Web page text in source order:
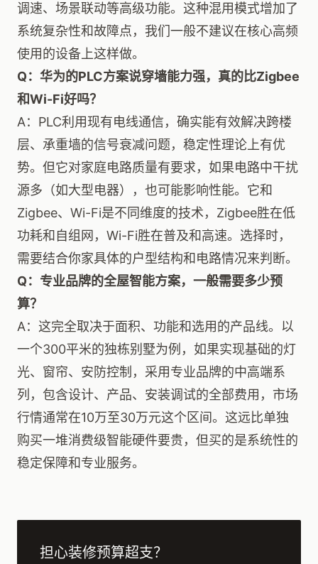
调速、场景联动等高级功能。这种混用模式增加了
系统复杂性和故障点，我们一般不建议在核心高频
使用的设备上这样做。
Q：华为的PLC方案说穿墙能力强，真的比Zigbee
和Wi-Fi好吗？
A：PLC利用现有电线通信，确实能有效解决跨楼
层、承重墙的信号衰减问题，稳定性理论上有优
势。但它对家庭电路质量有要求，如果电路中干扰
源多（如大型电器），也可能影响性能。它和
Zigbee、Wi-Fi是不同维度的技术，Zigbee胜在低
功耗和自组网，Wi-Fi胜在普及和高速。选择时，
需要结合你家具体的户型结构和电路情况来判断。
Q：专业品牌的全屋智能方案，一般需要多少预
算？
A：这完全取决于面积、功能和选用的产品线。以
一个300平米的独栋别墅为例，如果实现基础的灯
光、窗帘、安防控制，采用专业品牌的中高端系
列，包含设计、产品、安装调试的全部费用，市场
行情通常在10万至30万元这个区间。这远比单独
购买一堆消费级智能硬件要贵，但买的是系统性的
稳定保障和专业服务。
担心装修预算超支？